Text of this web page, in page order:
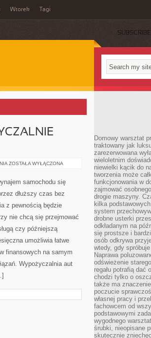
Wtorek Tagi
SUBSCRIBE
JAKĄ
WYPOŻYCZALNIE
BUSÓW
SAMOCHODÓW
ZOSTAŁA WYŁĄCZONA
samochodu się
dłuższy czas bez
z pewnością będzie
nie chcą się przejmować
czy późniejszą
umożliwia łatwe
finansowych na samym
Wypożyczalnia aut
Domowy warsztat
traktowany jak
zarezerwowana
wieloletnim
niewielki kącik do
tworzenia może
funkcjonowania w
zajmować
drogie maszyny.
kilka
system
drobne usterki
odkładanym na
się prostsze i
osób odkrywa
wtedy, gdy
Naprawa
odświeżenie
regału potrafią dać
chodzi tylko o
także ma
poczucie
własnej pracy i
fachowcem od
podstawowymi
wygodnego
śrubki, nieopisane
skutecznie